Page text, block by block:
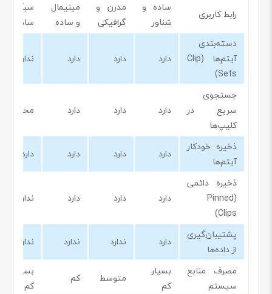
رابط کاربری
ساده و
شناور
مدرن و
گرافیکی
مینیمال
و ساده
سبک و
ساده
دسته‌بندی
آیتم‌ها (Clip
Sets)
دارد دارد دارد ندارد
جستجوی
سریع در
کلیپ‌ها
دارد دارد دارد محدود
ذخیره خودکار
آیتم‌ها
دارد دارد دارد
دارد
ذخیره دائمی
(Pinned
Clips)
دارد دارد دارد ندارد
پشتیبان‌گیری
از داده‌ها
دارد ندارد ندارد
ندارد
مصرف منابع
سیستم
بسیار
کم
متوسط کم
بسیار
کم